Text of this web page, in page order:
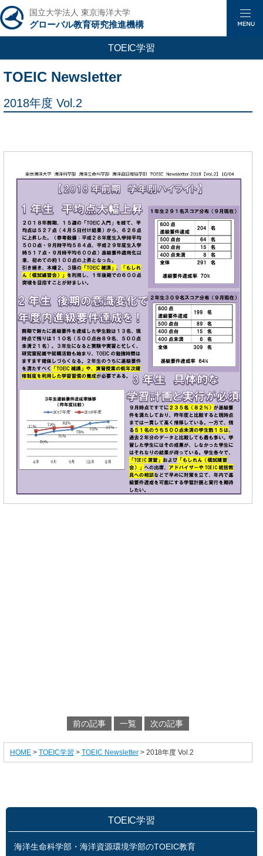
国立大学法人 東京海洋大学
グローバル教育研究推進機構
TOEIC学習
TOEIC Newsletter
2018年度 Vol.2
前の記事 一覧 次の記事
HOME> TOEIC学習 > TOEIC Newsletter> 2018年度 Vol.2
TOEIC学習
海洋生命科学部・海洋資源環境学部のTOEIC教育